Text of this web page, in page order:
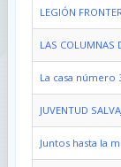
LEGIÓN
LAS COLUMNAS
La casa número
JUVENTUD
Juntos hasta la